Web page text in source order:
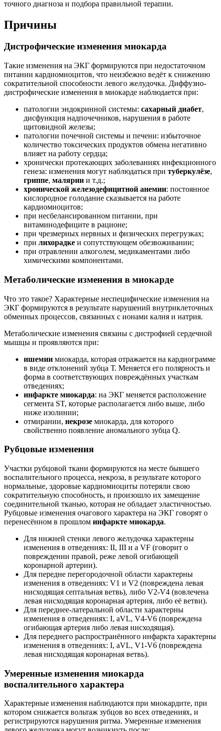
точного диагноза и подбора правильной терапии.
Причины
Дистрофические изменения миокарда
Такие изменения на ЭКГ формируются при недостаточном
питании кардиомиоцитов, что неизбежно ведёт к снижению
сократительной способности левого желудочка. Диффузно-
дистрофические изменения в миокарде наблюдается при:
патологии эндокринной системы: сахарный диабет,
дисфункция надпочечников, нарушения в работе
щитовидной железы;
патологии почечной системы и печени: избыточное
количество токсических продуктов обмена негативно
влияет на работу сердца;
хронически протекающих заболеваниях инфекционного
генеза: изменения могут наблюдаться при туберкулёзе,
гриппе, малярии и т.д.;
хронической железодефицитной анемии: постоянное
кислородное голодание сказывается на работе
кардиомиоцитов;
при несбелансированном питании, при
витаминодефиците в рационе;
при чрезмерных нервных и физических перегрузках;
при лихорадке и сопутствующем обезвоживании;
при отравлении алкоголем, медикаментами либо
химическими компонентами.
Метаболические изменения в миокарде
Что это такое? Характерные неспецифические изменения на
ЭКГ формируются в результате нарушений внутриклеточных
обменных процессов, связанных с ионами калия и натрия.
Метаболические изменения связаны с дистрофией сердечной
мышцы и проявляются при:
ишемии миокарда, которая отражается на кардиограмме
в виде отклонений зубца Т. Меняется его полярность и
форма в соответствующих повреждённых участкам
отведениях;
инфаркте миокарда: на ЭКГ меняется расположение
сегмента ST, которые располагается либо выше, либо
ниже изолинии;
отмирании, некрозе миокарда, для которого
свойственно появление аномального зубца Q.
Рубцовые изменения
Участки рубцовой ткани формируются на месте бывшего
воспалительного процесса, некроза, в результате которого
нормальные, здоровые кардиомиоциты потеряли свою
сократительную способность, и произошло их замещение
соединительной тканью, которая не обладает эластичностью.
Рубцовые изменения очагового характера на ЭКГ говорят о
перенесённом в прошлом инфаркте миокарда.
Для нижней стенки левого желудочка характерны
изменения в отведениях: II, III и a VF (говорит о
повреждении правой, реже левой огибающей
коронарной артерии).
Для передне перегородочной области характерны
изменения в отведениях: V1 и V2 (повреждена левая
нисходящая септальная ветвь), либо V2-V4 (вовлечена
левая нисходящая коронарная артерия, либо её ветви).
Для переднее-латеральной области характерны
изменения в отведениях: I, aVL, V4-V6 (повреждена
огибающая артерия либо левая нисходящая).
Для переднего распространённого инфаркта характерны
изменения в отведениях: I, aVL, V1-V6 (повреждена
левая нисходящая коронарная ветвь).
Умеренные изменения миокарда
воспалительного характера
Характерные изменения наблюдаются при миокардите, при
котором снижается вольтаж зубцов во всех отведениях, и
регистрируются нарушения ритма. Умеренные изменения